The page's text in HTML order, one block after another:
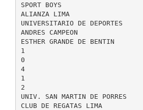
SPORT BOYS
ALIANZA LIMA
UNIVERSITARIO DE DEPORTES
ANDRES CAMPEON
ESTHER GRANDE DE BENTIN
1
0
4
1
2
UNIV. SAN MARTIN DE PORRES
CLUB DE REGATAS LIMA